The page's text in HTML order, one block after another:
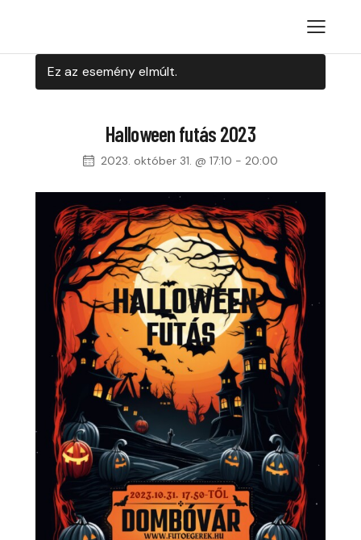
Ez az esemény elmúlt.
Halloween futás 2023
2023. október 31. @ 17:10 - 20:00